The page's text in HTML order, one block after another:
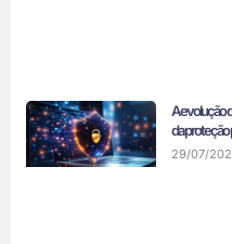
A evolução
da proteção
29/07/